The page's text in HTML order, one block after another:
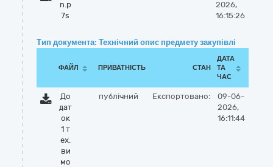
n.p
7s
2026,
16:15:26
Тип документа: Технічний опис предмету закупівлі
ФАЙЛ ПРИВАТНІСТЬ СТАН
ДАТА
ТА
ЧАС
До
дат
ок
1 т
ех.
ви
мо
публічний Експортовано:
09-06-
2026,
16:11:44